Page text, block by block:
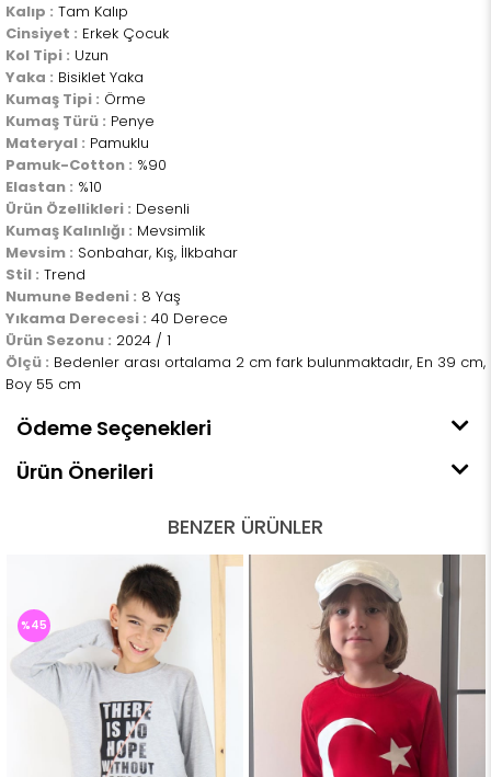
Kalıp : Tam Kalıp
Cinsiyet : Erkek Çocuk
Kol Tipi : Uzun
Yaka : Bisiklet Yaka
Kumaş Tipi : Örme
Kumaş Türü : Penye
Materyal : Pamuklu
Pamuk-Cotton : %90
Elastan : %10
Ürün Özellikleri : Desenli
Kumaş Kalınlığı : Mevsimlik
Mevsim : Sonbahar, Kış, İlkbahar
Stil : Trend
Numune Bedeni : 8 Yaş
Yıkama Derecesi : 40 Derece
Ürün Sezonu : 2024 / 1
Ölçü : Bedenler arası ortalama 2 cm fark bulunmaktadır, En 39 cm,
Boy 55 cm
Ödeme Seçenekleri
Ürün Önerileri
BENZER ÜRÜNLER
%45